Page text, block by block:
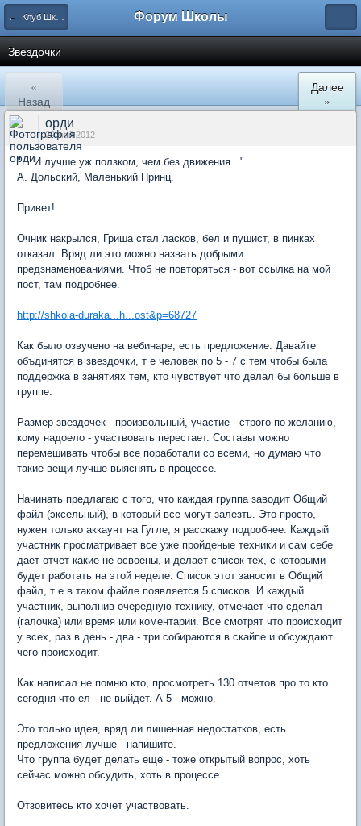
← Клуб Школы Форум Школы
Звездочки
«
Назад
Далее
»
орди
29 май 2012
"... И лучше уж ползком, чем без движения..."
А. Дольский, Маленький Принц.
Привет!
Очник накрылся, Гриша стал ласков, бел и пушист, в пинках
отказал. Вряд ли это можно назвать добрыми
предзнаменованиями. Чтоб не повторяться - вот ссылка на мой
пост, там подробнее.
http://shkola-duraka...h...ost&p=68727
Как было озвучено на вебинаре, есть предложение. Давайте
объдинятся в звездочки, т е человек по 5 - 7 с тем чтобы была
поддержка в занятиях тем, кто чувствует что делал бы больше в
группе.
Размер звездочек - произвольный, участие - строго по желанию,
кому надоело - участвовать перестает. Составы можно
перемешивать чтобы все поработали со всеми, но думаю что
такие вещи лучше выяснять в процессе.
Начинать предлагаю с того, что каждая группа заводит Общий
файл (эксельный), в который все могут залезть. Это просто,
нужен только аккаунт на Гугле, я расскажу подробнее. Каждый
участник просматривает все уже пройденые техники и сам себе
дает отчет какие не освоены, и делает список тех, с которыми
будет работать на этой неделе. Список этот заносит в Общий
файл, т е в таком файле появляется 5 списков. И каждый
участник, выполнив очередную технику, отмечает что сделал
(галочка) или время или коментарии. Все смотрят что происходит
у всех, раз в день - два - три собираются в скайпе и обсуждают
чего происходит.
Как написал не помню кто, просмотреть 130 отчетов про то кто
сегодня что ел - не выйдет. А 5 - можно.
Это только идея, вряд ли лишенная недостатков, есть
предложения лучше - напишите.
Что группа будет делать еще - тоже открытый вопрос, хоть
сейчас можно обсудить, хоть в процессе.
Отзовитесь кто хочет участвовать.